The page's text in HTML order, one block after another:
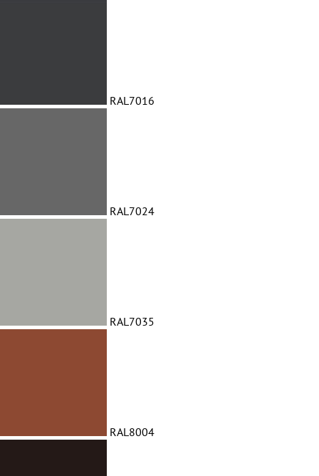
RAL7016
RAL7024
RAL7035
RAL8004